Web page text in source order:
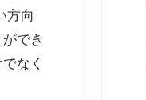
方向
でき
なく